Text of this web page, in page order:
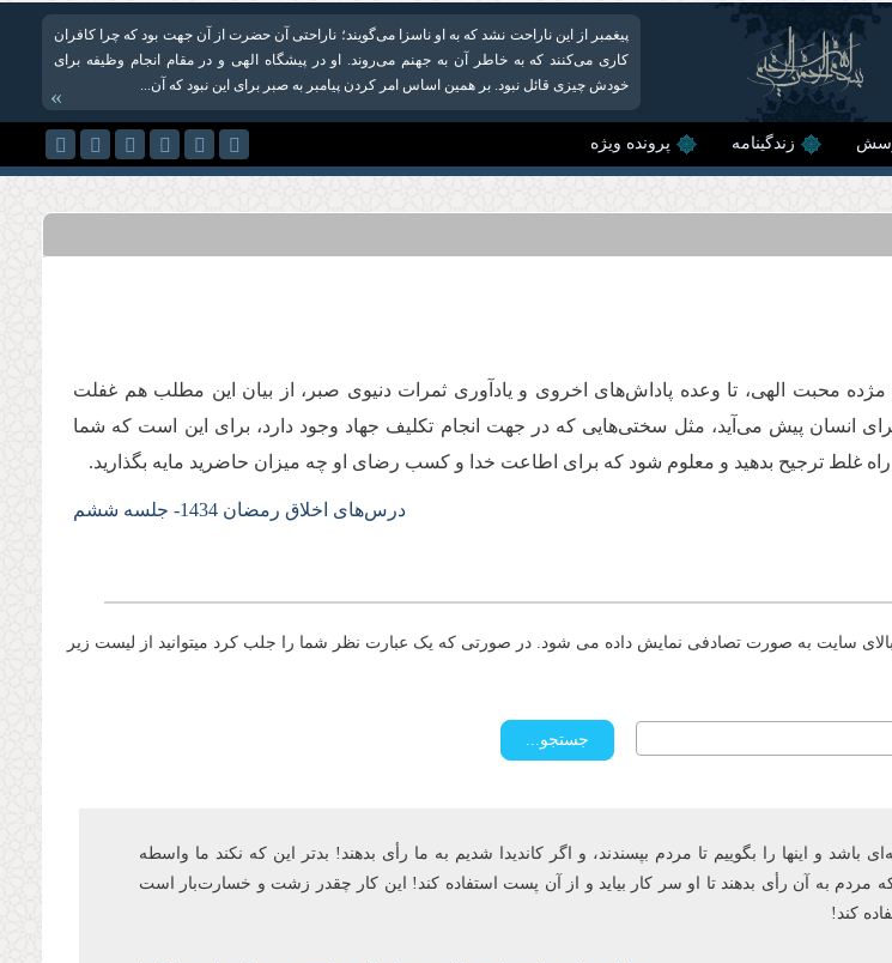
پیغمبر از این ناراحت نشد که به او ناسزا می‌گویند؛ ناراحتی آن حضرت از آن جهت بود که چرا كافران
کاری می‌کنند که به خاطر آن به جهنم می‌روند. او در پیشگاه الهی و در مقام انجام وظیفه برای
خودش چیزی قائل نبود. بر همین اساس امر كردن پیامبر به صبر برای این نبود كه آن...
»
زندگینامه پرونده ویژه
محبت الهی، تا وعده پاداش‌های اخروی و یادآوری ثمرات دنیوی صبر، از بیان این مطلب هم غفلت
انسان پیش می‌آید، مثل سختی‌هایی كه در جهت انجام تکلیف جهاد وجود دارد، برای این است كه شما
راه غلط ترجیح بدهید و معلوم شود که برای اطاعت خدا و کسب رضای او چه میزان حاضرید مایه بگذارید.
درس‌های اخلاق رمضان 1434- جلسه ششم
سایت به صورت تصادفی نمایش داده می شود. در صورتی که یک عبارت نظر شما را جلب کرد میتوانید از لیست زیر
و این­ها را بگوییم تا مردم بپسندند، و اگر کاندیدا شدیم به ما رأی بدهند! بدتر این که نکند ما واسطه
به آن رأی ‌بدهند تا او سر کار بیاید و از آن پست‌ استفاده کند! این کار چقدر زشت و خسارتبار است
کند!